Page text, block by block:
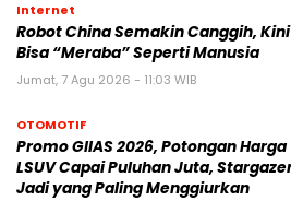
Internet
Robot China Semakin Canggih, Kini
Bisa “Meraba” Seperti Manusia
Jumat, 7 Agu 2026 - 11:03 WIB
OTOMOTIF
Promo GIIAS 2026, Potongan Harga
LSUV Capai Puluhan Juta,
Jadi yang Paling Menggiurkan